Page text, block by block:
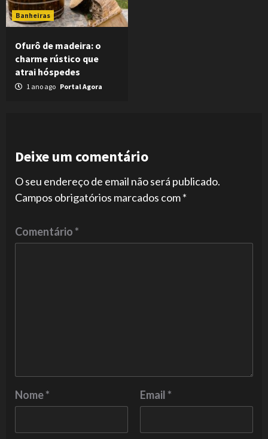
Banheiras
Ofurô de madeira: o
charme rústico que
atrai hóspedes
1 ano ago Portal Agora
Deixe um comentário
O seu endereço de email não será publicado.
Campos obrigatórios marcados com*
Comentário*
Nome* Email*